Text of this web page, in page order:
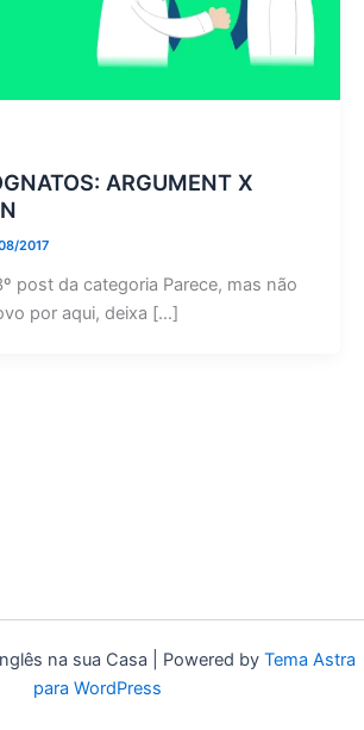
ARGUMENT X
2017
post da categoria Parece, mas não
por aqui, deixa […]
na sua Casa | Powered by Tema Astra
para WordPress